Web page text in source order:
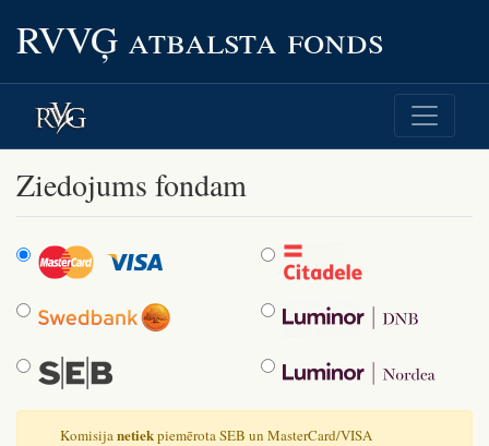
RVVĢ atbalsta fonds
Ziedojums fondam
Komisijanetiekpiemērota SEB un MasterCard/VISA